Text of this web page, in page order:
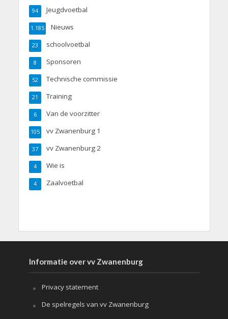
Jeugdvoetbal
94
Nieuws
1.185
schoolvoetbal
23
Sponsoren
8
Technische commissie
52
Training
21
Van de voorzitter
6
vv Zwanenburg 1
105
vv Zwanenburg 2
37
Wie is
4
Zaalvoetbal
4
Informatie over vv Zwanenburg
Privacy statement
De spelregels van vv Zwanenburg